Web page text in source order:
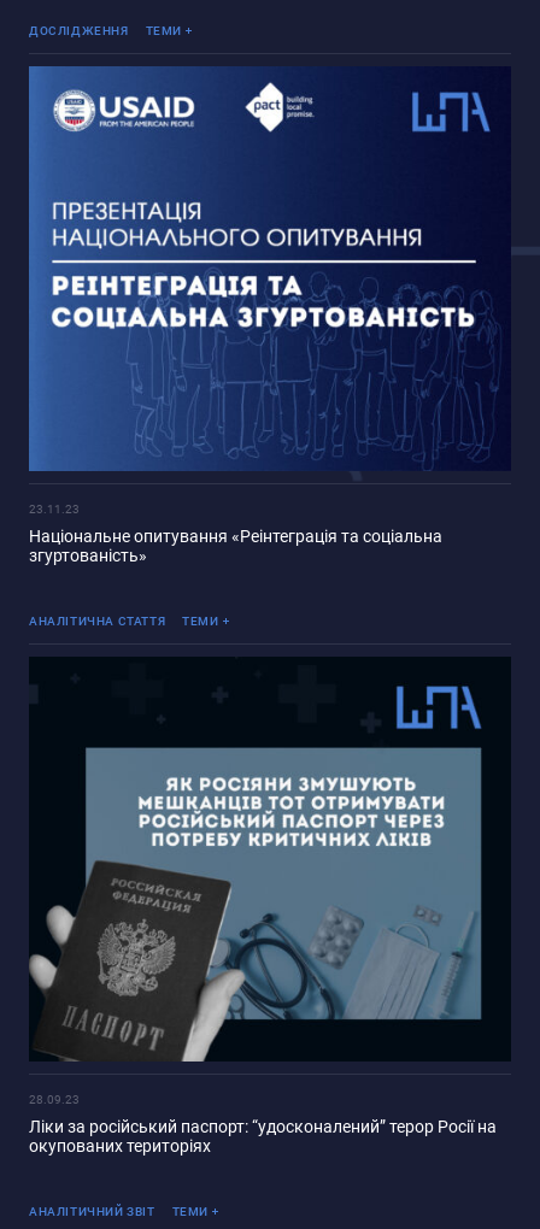
ДОСЛІДЖЕННЯ ТЕМИ
Реінтеграція ТОТ
23.11.23
Національне опитування «Реінтеграція та соціальна
згуртованість»
АНАЛІТИЧНА СТАТТЯ ТЕМИ
Реінтеграція ТОТ
28.09.23
Ліки за російський паспорт: “удосконалений” терор Росії на
окупованих територіях
АНАЛІТИЧНИЙ ЗВІТ ТЕМИ
Реінтеграція ТОТ